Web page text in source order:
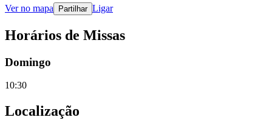
Ver no mapa Partilhar Ligar
Horários de Missas
Domingo
10:30
Localização